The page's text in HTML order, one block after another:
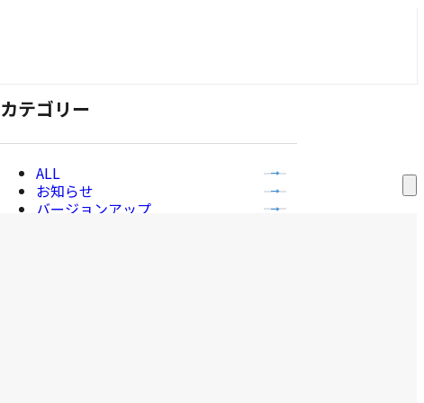
サ
カテゴリー
て
の
お知らせ
バージョンアップ